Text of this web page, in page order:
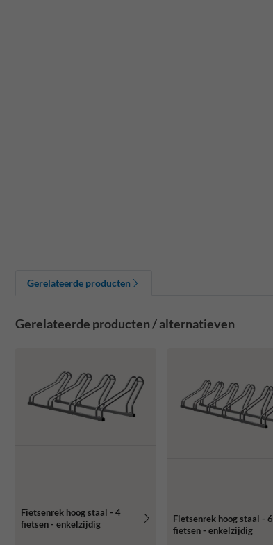
Gerelateerde producten
Gerelateerde producten / alternatieven
Fietsenrek hoog staal - 4
fietsen - enkelzijdig
Fietsenrek hoog staal - 6
fietsen - enkelzijdig